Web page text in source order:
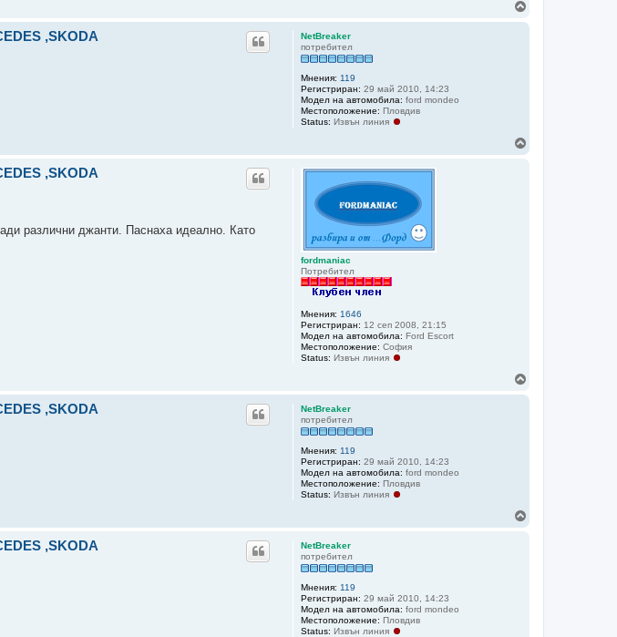
NetBreaker
потребител
Мнения: 119
Регистриран: 29 май 2010, 14:23
Модел на автомобила: ford mondeo
Местоположение: Пловдив
Status: Извън линия
,SKODA
fordmaniac
Потребител
Мнения: 1646
Регистриран: 12 сеп 2008, 21:15
Модел на автомобила: Ford Escort
Местоположение: София
Status: Извън линия
,SKODA
различни джанти. Паснаха идеално. Като
NetBreaker
потребител
Мнения: 119
Регистриран: 29 май 2010, 14:23
Модел на автомобила: ford mondeo
Местоположение: Пловдив
Status: Извън линия
,SKODA
NetBreaker
потребител
Мнения: 119
Регистриран: 29 май 2010, 14:23
Модел на автомобила: ford mondeo
Местоположение: Пловдив
Status: Извън линия
,SKODA